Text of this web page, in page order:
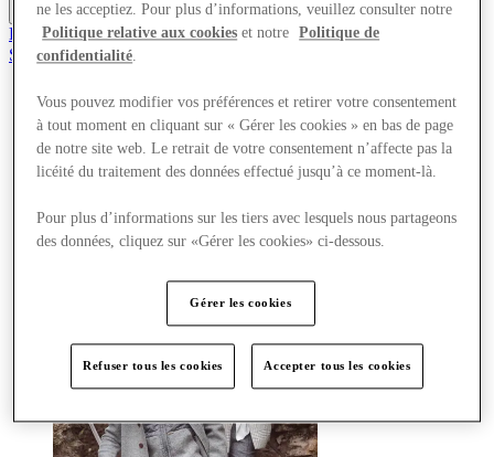
Plus
Le Club
Sauvé
Magasins
Offres
Planifiez votre visite
Quoi de neuf
Cartes cadeaux
Services
ne les acceptiez. Pour plus d’informations, veuillez consulter notre
Politique relative aux cookies et notre
Politique de
confidentialité.
Vous pouvez modifier vos préférences et retirer votre consentement
à tout moment en cliquant sur « Gérer les cookies » en bas de page
de notre site web. Le retrait de votre consentement n’affecte pas la
licéité du traitement des données effectué jusqu’à ce moment-là.
Pour plus d’informations sur les tiers avec lesquels nous partageons
des données, cliquez sur «Gérer les cookies» ci-dessous.
Gérer les cookies
Refuser tous les cookies Accepter tous les cookies